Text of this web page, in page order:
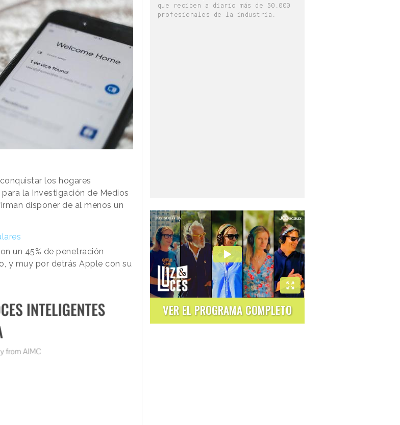
los hogares
la Investigación de Medios
disponer de al menos un
un 45% de penetración
y muy por detrás Apple con su
que reciben a diario más de 50.000
profesionales de la industria.
VER EL PROGRAMA COMPLETO